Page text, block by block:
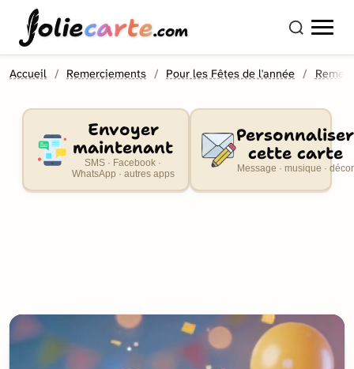
oliecarte.com
Accueil Remerciements Pour les Fêtes de l'année
Envoyer
maintenant
SMS · Facebook ·
WhatsApp · autres apps
Personnaliser
cette carte
Message · musique · décor